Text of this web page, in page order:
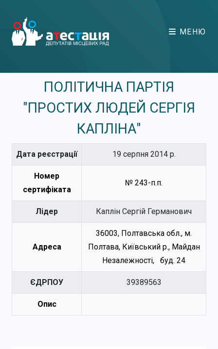
МЕНЮ
ПОЛІТИЧНА ПАРТІЯ
"ПРОСТИХ ЛЮДЕЙ СЕРГІЯ
КАПЛІНА"
Дата реєстрації 19 серпня 2014 р.
Номер
сертифіката
№ 243-п.п.
Лідер Каплін Сергій Германович
Адреса
36003, Полтавська обл., м.
Полтава, Київський р., Майдан
Незалежності, буд. 24
ЄДРПОУ 39389563
Опис